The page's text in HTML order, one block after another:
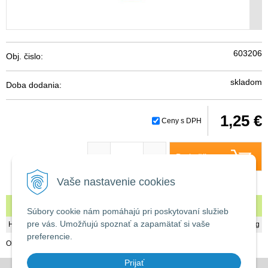
Vaše nastavenie cookies
Súbory cookie nám pomáhajú pri poskytovaní služieb
pre vás. Umožňujú spoznať a zapamätať si vaše
preferencie.
Prijať
Obj. čislo: 603206
Doba dodania: skladom
Ceny s DPH 1,25 €
Do košíka
Koleno 25 / 1" vonkajší závit
Hmotnosť 0,02 kg
Obj. číslo: 603206